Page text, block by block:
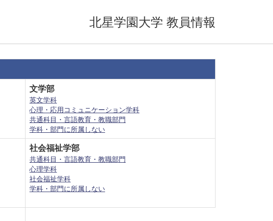
北星学園大学 教員情報
文学部
英文学科
心理・応用コミュニケーション学科
共通科目・言語教育・教職部門
学科・部門に所属しない
社会福祉学部
共通科目・言語教育・教職部門
心理学科
社会福祉学科
学科・部門に所属しない